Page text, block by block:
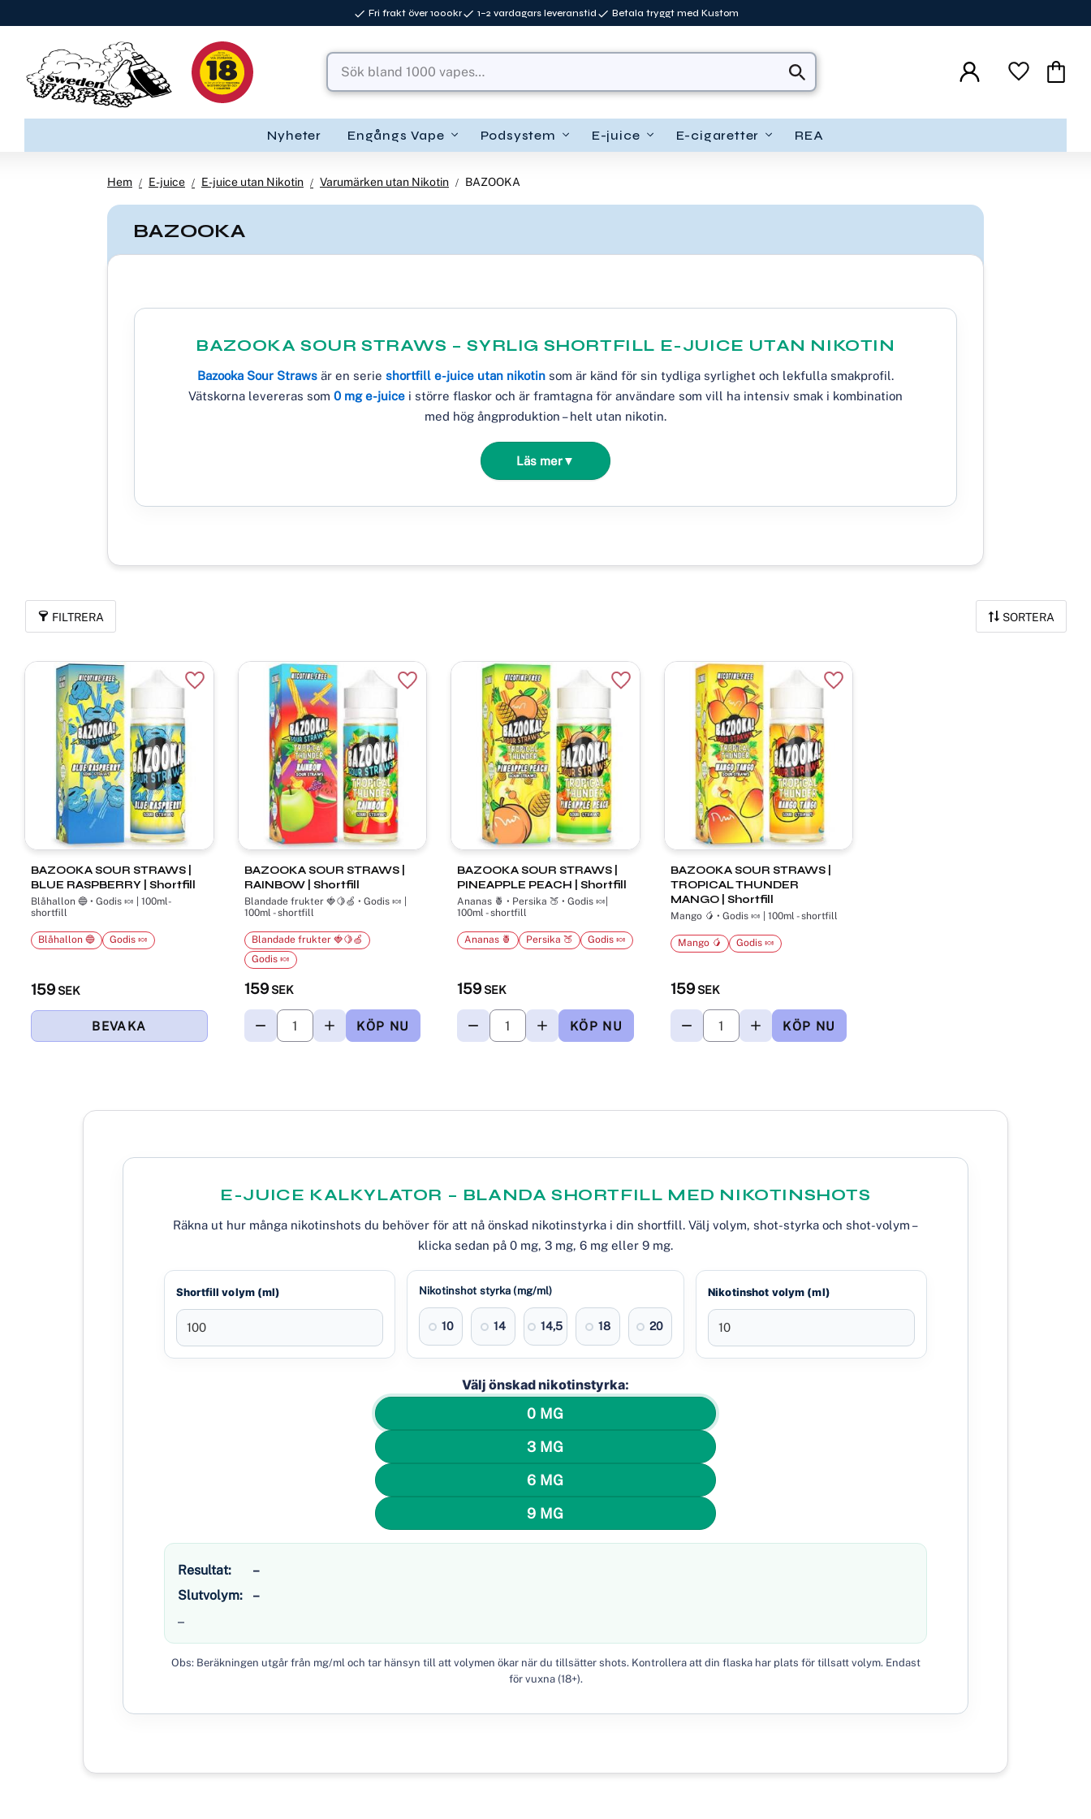
Fri frakt över 1000kr 1–2 vardagars leveranstid Betala tryggt med Kustom
Favoriter
Nyheter Engångs Vape Podsystem E-juice E-cigaretter REA
Hem E-juice E-juice utan Nikotin Varumärken utan Nikotin BAZOOKA
BAZOOKA
BAZOOKA SOUR STRAWS – SYRLIG SHORTFILL E-JUICE UTAN NIKOTIN
Bazooka Sour Straws är en serie shortfill e-juice utan nikotin som är känd för sin tydliga syrlighet och lekfulla smakprofil.
Vätskorna levereras som 0 mg e-juice i större flaskor och är framtagna för användare som vill ha intensiv smak i kombination
med hög ångproduktion – helt utan nikotin.
Läs mer▼
FILTRERA SORTERA
BAZOOKA SOUR STRAWS |
BLUE RASPBERRY | Shortfill
Blåhallon 🔵 • Godis 🍬 | 100ml-
shortfill
159 SEK
Blåhallon 🔵 Godis 🍬
Lägg till i favoriter
BAZOOKA SOUR STRAWS |
RAINBOW | Shortfill
Blandade frukter 🍓🍋🍏 • Godis 🍬 |
100ml - shortfill
159SEK
Blandade frukter 🍓🍋🍏
Godis 🍬
Lägg till i favoriter
BAZOOKA SOUR STRAWS |
PINEAPPLE PEACH | Shortfill
Ananas 🍍 • Persika 🍑 • Godis 🍬|
100ml - shortfill
159 SEK
Ananas 🍍 Persika 🍑 Godis 🍬
Lägg till i favoriter
BAZOOKA SOUR STRAWS |
TROPICAL THUNDER
MANGO | Shortfill
Mango 🥭 • Godis 🍬 | 100ml - shortfill
159SEK
Mango 🥭 Godis 🍬
Lägg till i favoriter
E-JUICE KALKYLATOR – BLANDA SHORTFILL MED NIKOTINSHOTS
Räkna ut hur många nikotinshots du behöver för att nå önskad nikotinstyrka i din shortfill. Välj volym, shot-styrka och shot-volym –
klicka sedan på 0 mg, 3 mg, 6 mg eller 9 mg.
Shortfill volym (ml) Nikotinshot styrka (mg/ml)
10 14 14,5 18 20
Nikotinshot volym (ml)
Välj önskad nikotinstyrka:
0 MG
3 MG
6 MG
9 MG
Resultat:
–
Slutvolym:
–
–
Obs: Beräkningen utgår från mg/ml och tar hänsyn till att volymen ökar när du tillsätter shots. Kontrollera att din flaska har plats för tillsatt volym. Endast
för vuxna (18+).